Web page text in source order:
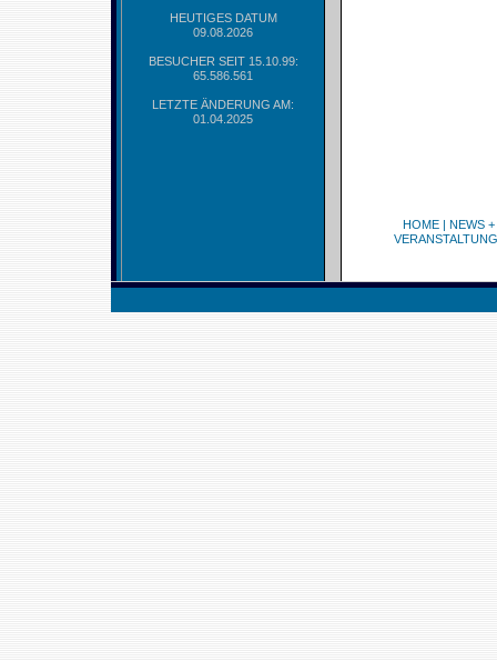
HEUTIGES DATUM
09.08.2026
BESUCHER SEIT 15.10.99:
65.586.561
LETZTE ÄNDERUNG AM:
01.04.2025
HOME| NEWS